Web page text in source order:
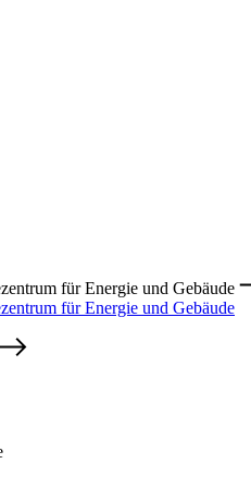
für Energie und Gebäude
für Energie und Gebäude